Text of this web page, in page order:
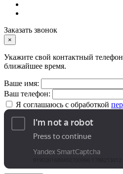
Заказать звонок
×
Укажите свой контактный
ближайшее время.
Ваше имя:
Ваш телефон:
Я соглашаюсь с обработкой